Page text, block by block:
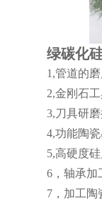
绿碳化
1,管道的
2,金刚石
3,刀具研
4,功能陶
5,高硬度
6，轴承加
7，加工陶